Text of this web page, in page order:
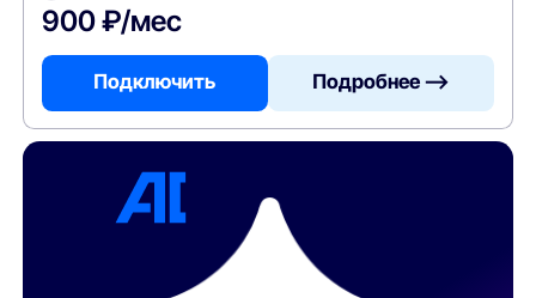
900 ₽/мес
Подключить Подробнее —>